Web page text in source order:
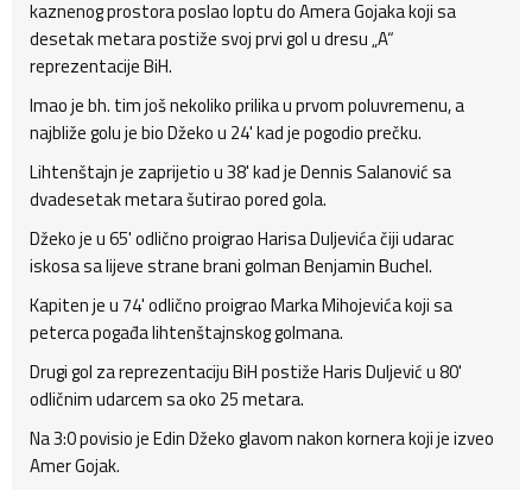
kaznenog prostora poslao loptu do Amera Gojaka koji sa
desetak metara postiže svoj prvi gol u dresu „A“
reprezentacije BiH.
Imao je bh. tim još nekoliko prilika u prvom poluvremenu, a
najbliže golu je bio Džeko u 24' kad je pogodio prečku.
Lihtenštajn je zaprijetio u 38' kad je Dennis Salanović sa
dvadesetak metara šutirao pored gola.
Džeko je u 65' odlično proigrao Harisa Duljevića čiji udarac
iskosa sa lijeve strane brani golman Benjamin Buchel.
Kapiten je u 74' odlično proigrao Marka Mihojevića koji sa
peterca pogađa lihtenštajnskog golmana.
Drugi gol za reprezentaciju BiH postiže Haris Duljević u 80'
odličnim udarcem sa oko 25 metara.
Na 3:0 povisio je Edin Džeko glavom nakon kornera koji je izveo
Amer Gojak.